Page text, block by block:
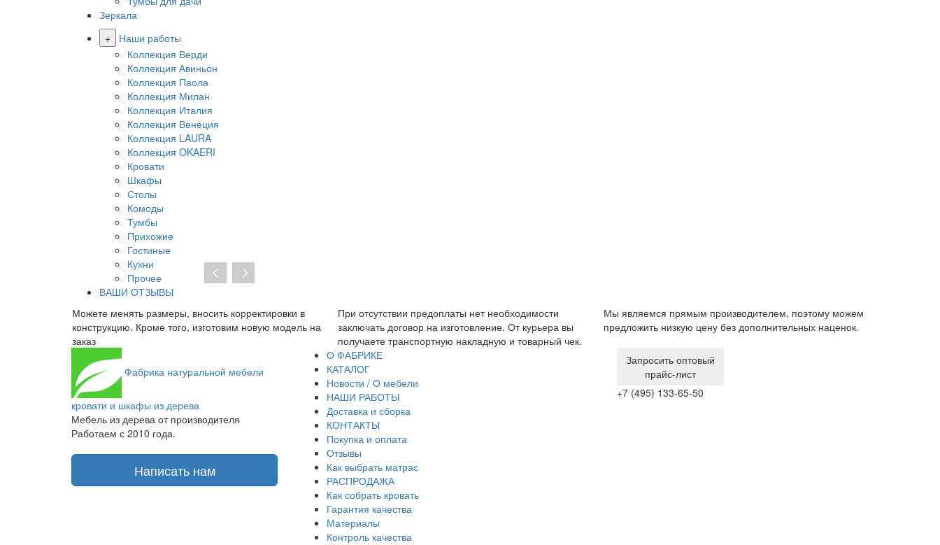
Зеркала
+
Наши работы
Коллекция Верди
Коллекция Авиньон
Коллекция Паола
Коллекция Милан
Коллекция Италия
Коллекция Венеция
Коллекция LAURA
Коллекция OKAERI
Кровати
Шкафы
Столы
Комоды
Тумбы
Прихожие
Гостиные
Кухни
Прочее
ВАШИ ОТЗЫВЫ
корректировки в
новую модель на
При отсутствии предоплаты нет необходимости
заключать договор на изготовление. От курьера вы
получаете транспортную накладную и товарный чек.
Мы являемся прямым производителем, поэтому можем
предложить низкую цену без дополнительных наценок.
Гарантия на мебель составляет 1 год. Изделия с
производственным браком мы забираем и обмениваем
Фабрика натуральной мебели
кровати и шкафы из дерева
Мебель из дерева от производителя
Работаем с 2010 года.
Написать нам
О ФАБРИКЕ
КАТАЛОГ
Новости / О мебели
НАШИ РАБОТЫ
Доставка и сборка
КОНТАКТЫ
Покупка и оплата
Отзывы
Как выбрать матрас
РАСПРОДАЖА
Как собрать кровать
Гарантия качества
Материалы
Контроль качества
Запросить оптовый
прайс-лист
+7 (495) 133-65-50